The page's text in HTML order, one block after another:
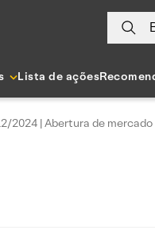
Lista de ações
2024 | Abertura de